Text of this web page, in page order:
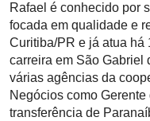
Rafael é conhecido por
focada em qualidade e
Curitiba/PR e já atua há
carreira em São Gabriel
várias agências da
Negócios como
transferência de